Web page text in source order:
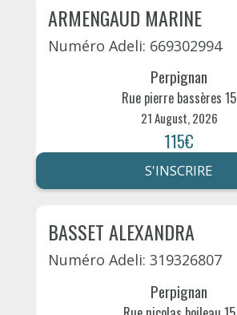
ARMENGAUD MARINE
Numéro Adeli: 669302994
Perpignan
Rue pierre bassères 15
21 August, 2026
115€
S'INSCRIRE
BASSET ALEXANDRA
Numéro Adeli: 319326807
Perpignan